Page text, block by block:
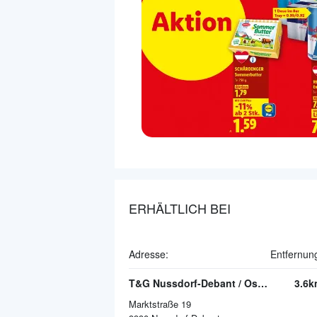
ERHÄLTLICH BEI
Adresse:
T&G Nussdorf-Debant / Osttirol
Marktstraße 19